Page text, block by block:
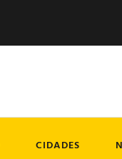
CIDADES